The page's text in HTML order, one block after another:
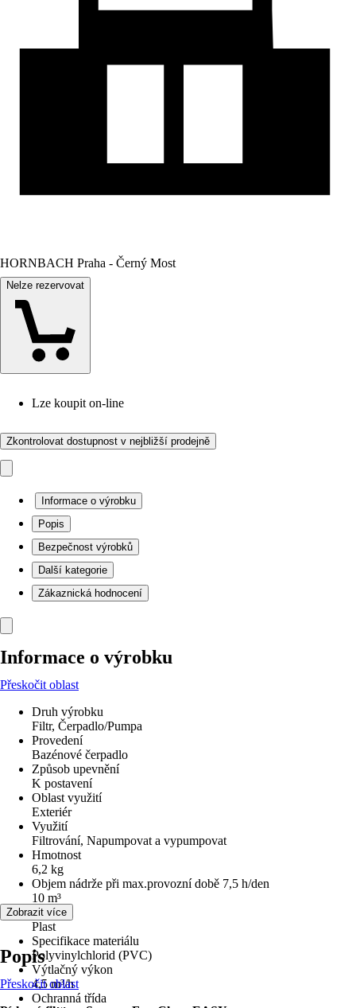
HORNBACH Praha - Černý Most
Nelze rezervovat
Lze koupit on-line
Zkontrolovat dostupnost v nejbližší prodejně
Informace o výrobku
Popis
Bezpečnost výrobků
Další kategorie
Zákaznická hodnocení
Informace o výrobku
Přeskočit oblast
Druh výrobku
Filtr, Čerpadlo/Pumpa
Provedení
Bazénové čerpadlo
Způsob upevnění
K postavení
Oblast využití
Exteriér
Využití
Filtrování, Napumpovat a vypumpovat
Hmotnost
6,2 kg
Objem nádrže při max.provozní době 7,5 h/den
10 m³
Materiál
Plast
Specifikace materiálu
Polyvinylchlorid (PVC)
Výtlačný výkon
4,5 m³/h
Ochranná třída
Zobrazit více
Popis
Přeskočit oblast